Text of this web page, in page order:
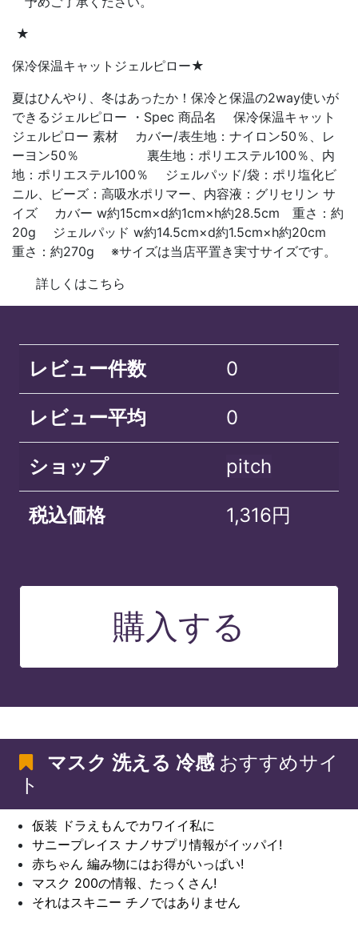
★
保冷保温キャットジェルピロー★
夏はひんやり、冬はあったか！保冷と保温の2way使いが
できるジェルピロー ・Spec 商品名 保冷保温キャット
ジェルピロー 素材 カバー/表生地：ナイロン50％、レ
ーヨン50％ 裏生地：ポリエステル100％、内
地：ポリエステル100％ ジェルパッド/袋：ポリ塩化ビ
ニル、ビーズ：高吸水ポリマー、内容液：グリセリン サ
イズ カバー w約15cm×d約1cm×h約28.5cm 重さ：約
20g ジェルパッド w約14.5cm×d約1.5cm×h約20cm
重さ：約270g ※サイズは当店平置き実寸サイズです。
詳しくはこちら
レビュー件数 0
レビュー平均 0
ショップ pitch
税込価格 1,316円
購入する
マスク 洗える 冷感おすすめサイ
ト
仮装 ドラえもんでカワイイ私に
サニープレイス ナノサプリ情報がイッパイ!
赤ちゃん 編み物にはお得がいっぱい!
マスク 200の情報、たっくさん!
それはスキニー チノではありません